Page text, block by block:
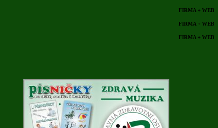
FIRMA + WEB
FIRMA + WEB
FIRMA + WEB